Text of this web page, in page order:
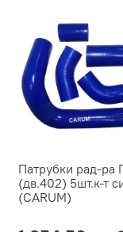
Патрубки рад-ра
(дв.402) 5шт.к-т
(CARUM)